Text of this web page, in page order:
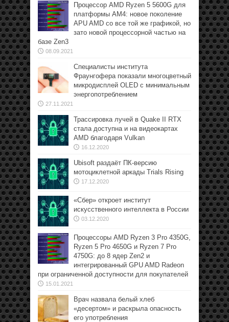
Процессор AMD Ryzen 5 5600G для
платформы АМ4: новое поколение
APU AMD со все той же графикой, но
зато новой процессорной частью на
базе Zen3
08.09.2021
Специалисты института
Фраунгофера показали многоцветный
микродисплей OLED с минимальным
энергопотреблением
27.11.2021
Трассировка лучей в Quake II RTX
стала доступна и на видеокартах
AMD благодаря Vulkan
16.12.2020
Ubisoft раздаёт ПК-версию
мотоциклетной аркады Trials Rising
17.12.2020
«Сбер» откроет институт
искусственного интеллекта в России
03.12.2020
Процессоры AMD Ryzen 3 Pro 4350G,
Ryzen 5 Pro 4650G и Ryzen 7 Pro
4750G: до 8 ядер Zen2 и
интегрированный GPU AMD Radeon
при ограниченной доступности для покупателей
15.01.2021
Врач назвала белый хлеб
«десертом» и раскрыла опасность
его употребления